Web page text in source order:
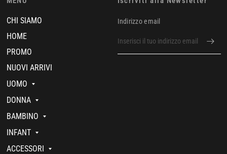
CHI SIAMO
HOME
PROMO
NUOVI ARRIVI
UOMO
DONNA
BAMBINO
INFANT
ACCESSORI
Indirizzo email